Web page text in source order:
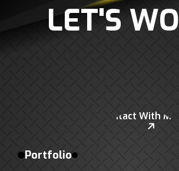
LET'S WO
Portfolio
Contact With Me